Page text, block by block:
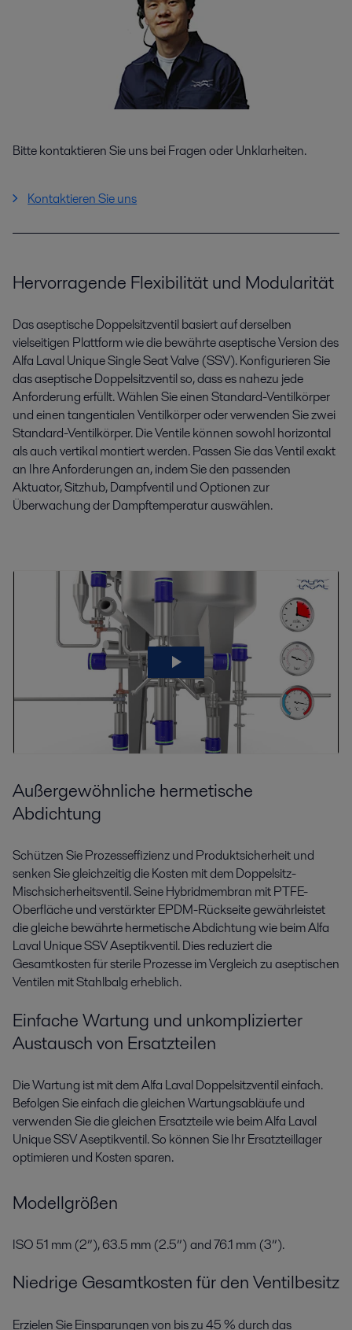
Bitte kontaktieren Sie uns bei Fragen oder Unklarheiten.
Kontaktieren Sie uns
Hervorragende Flexibilität und Modularität
Das aseptische Doppelsitzventil basiert auf derselben
vielseitigen Plattform wie die bewährte aseptische Version des
Alfa Laval Unique Single Seat Valve (SSV). Konfigurieren Sie
das aseptische Doppelsitzventil so, dass es nahezu jede
Anforderung erfüllt. Wählen Sie einen Standard-Ventilkörper
und einen tangentialen Ventilkörper oder verwenden Sie zwei
Standard-Ventilkörper. Die Ventile können sowohl horizontal
als auch vertikal montiert werden. Passen Sie das Ventil exakt
an Ihre Anforderungen an, indem Sie den passenden
Aktuator, Sitzhub, Dampfventil und Optionen zur
Überwachung der Dampftemperatur auswählen.
Außergewöhnliche hermetische
Abdichtung
Schützen Sie Prozesseffizienz und Produktsicherheit und
senken Sie gleichzeitig die Kosten mit dem Doppelsitz-
Mischsicherheitsventil. Seine Hybridmembran mit PTFE-
Oberfläche und verstärkter EPDM-Rückseite gewährleistet
die gleiche bewährte hermetische Abdichtung wie beim Alfa
Laval Unique SSV Aseptikventil. Dies reduziert die
Gesamtkosten für sterile Prozesse im Vergleich zu aseptischen
Ventilen mit Stahlbalg erheblich.
Einfache Wartung und unkomplizierter
Austausch von Ersatzteilen
Die Wartung ist mit dem Alfa Laval Doppelsitzventil einfach.
Befolgen Sie einfach die gleichen Wartungsabläufe und
verwenden Sie die gleichen Ersatzteile wie beim Alfa Laval
Unique SSV Aseptikventil. So können Sie Ihr Ersatzteillager
optimieren und Kosten sparen.
Modellgrößen
ISO 51 mm (2”), 63.5 mm (2.5”) and 76.1 mm (3”).
Niedrige Gesamtkosten für den Ventilbesitz
Erzielen Sie Einsparungen von bis zu 45 % durch das